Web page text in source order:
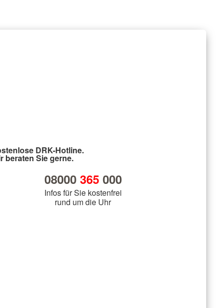
DRK-Hotline.
beraten Sie gerne.
08000 365000
Infos für Sie kostenfrei
rund um die Uhr